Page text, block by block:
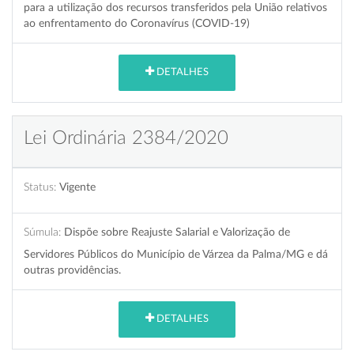
para a utilização dos recursos transferidos pela União relativos
ao enfrentamento do Coronavírus (COVID-19)
DETALHES
Lei Ordinária 2384/2020
Status: Vigente
Súmula: Dispõe sobre Reajuste Salarial e Valorização de
Servidores Públicos do Município de Várzea da Palma/MG e dá
outras providências.
DETALHES